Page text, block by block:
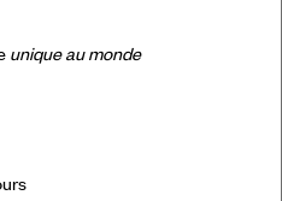
unique au monde